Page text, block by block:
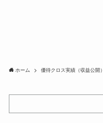
ホーム 優待クロス実績（収益公開）